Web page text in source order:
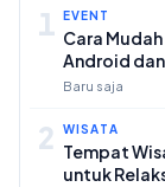
1 EVENT
Cara
Android dan
Baru saja
2 WISATA
Tempat
untuk